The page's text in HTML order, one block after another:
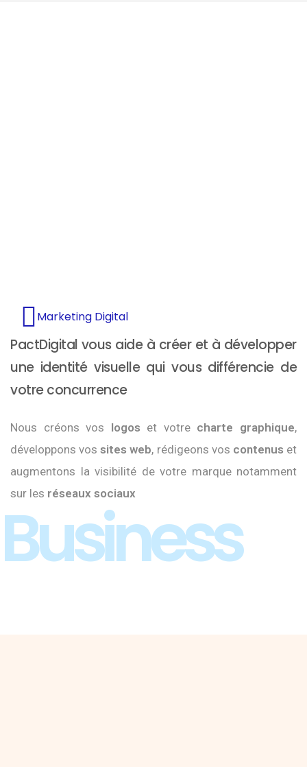
Marketing Digital
PactDigital vous aide à créer et à développer
une identité visuelle qui vous différencie de
votre concurrence
Business
Nous créons vos logos et votre charte graphique,
développons vossites web, rédigeons vos contenus et
augmentons la visibilité de votre marque notamment
sur les réseaux sociaux